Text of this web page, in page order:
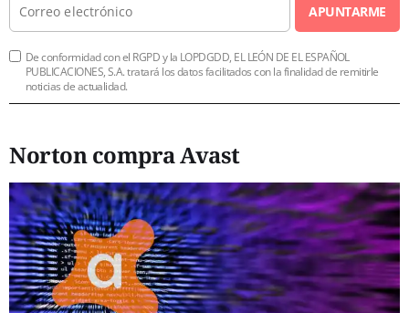
APUNTARME
De conformidad con el RGPD y la LOPDGDD, EL LEÓN DE EL ESPAÑOL
PUBLICACIONES, S.A. tratará los datos facilitados con la finalidad de remitirle
noticias de actualidad.
Norton compra Avast